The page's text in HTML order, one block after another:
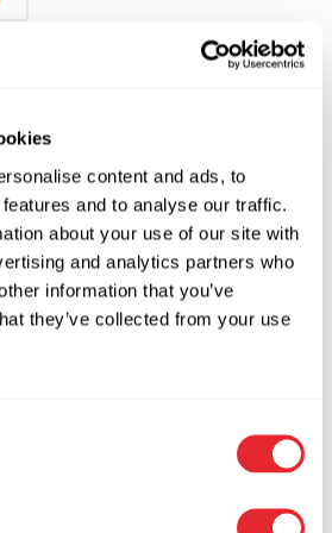
content and ads, to
and to analyse our traffic.
about your use of our site with
and analytics partners who
information that you’ve
they’ve collected from your use